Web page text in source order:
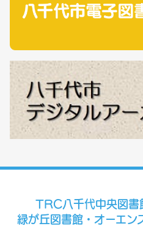
TRC八千代中央図書
緑が丘図書館・オーエン